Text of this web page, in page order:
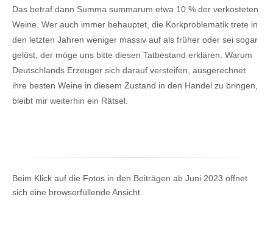
Das betraf dann Summa summarum etwa 10 % der verkosteten
Weine. Wer auch immer behauptet, die Korkproblematik trete in
den letzten Jahren weniger massiv auf als früher oder sei sogar
gelöst, der möge uns bitte diesen Tatbestand erklären. Warum
Deutschlands Erzeuger sich darauf versteifen, ausgerechnet
ihre besten Weine in diesem Zustand in den Handel zu bringen,
bleibt mir weiterhin ein Rätsel.
Beim Klick auf die Fotos in den Beiträgen ab Juni 2023 öffnet
sich eine browserfüllende Ansicht.